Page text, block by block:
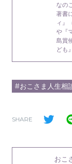
なの
著書
ィ』
や『
島賞
ども
#おこさま人生相
SHARE
おこ